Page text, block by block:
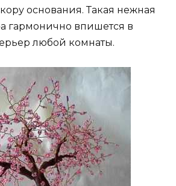
основания. Такая нежная
гармонично впишется в
любой комнаты.